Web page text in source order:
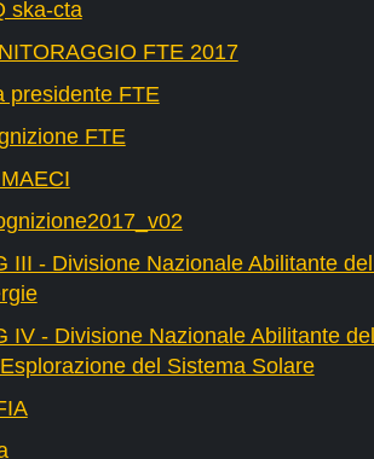
ska-cta
FTE 2017
presidente FTE
FTE
III - Divisione Nazionale Abilitante
IV - Divisione Nazionale Abilitante
del Sistema Solare